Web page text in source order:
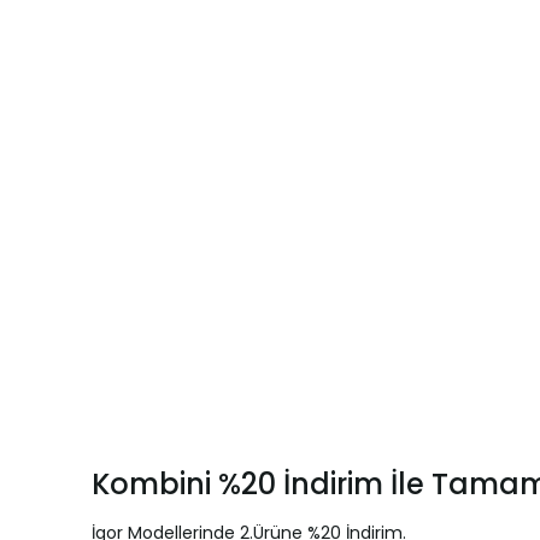
Kombini %20 İndirim İle
İgor Modellerinde 2.Ürüne %20 İndirim.